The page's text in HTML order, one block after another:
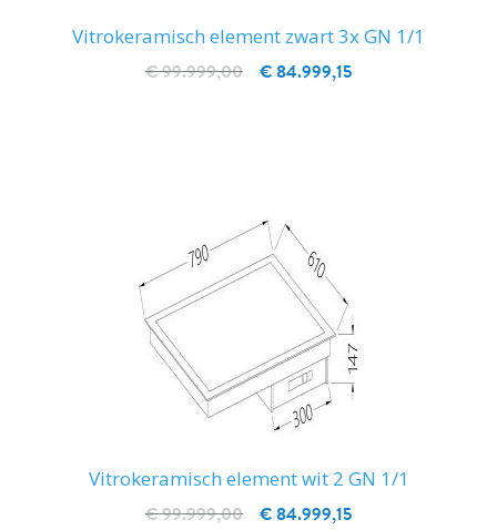
Vitrokeramisch element zwart 3x GN 1/1
€ 84.999,15
€ 99.999,00
Vitrokeramisch element wit 2 GN 1/1
€ 84.999,15
€ 99.999,00